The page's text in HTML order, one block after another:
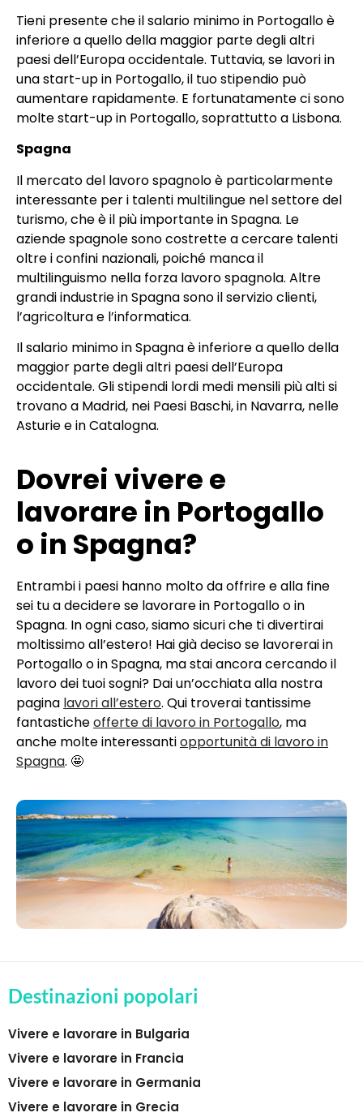
Tieni presente che il salario minimo in Portogallo è
inferiore a quello della maggior parte degli altri
paesi dell’Europa occidentale. Tuttavia, se lavori in
una start-up in Portogallo, il tuo stipendio può
aumentare rapidamente. E fortunatamente ci sono
molte start-up in Portogallo, soprattutto a Lisbona.
Spagna
Il mercato del lavoro spagnolo è particolarmente
interessante per i talenti multilingue nel settore del
turismo, che è il più importante in Spagna. Le
aziende spagnole sono costrette a cercare talenti
oltre i confini nazionali, poiché manca il
multilinguismo nella forza lavoro spagnola. Altre
grandi industrie in Spagna sono il servizio clienti,
l’agricoltura e l’informatica.
Il salario minimo in Spagna è inferiore a quello della
maggior parte degli altri paesi dell’Europa
occidentale. Gli stipendi lordi medi mensili più alti si
trovano a Madrid, nei Paesi Baschi, in Navarra, nelle
Asturie e in Catalogna.
Dovrei vivere e
lavorare in Portogallo
o in Spagna?
Entrambi i paesi hanno molto da offrire e alla fine
sei tu a decidere se lavorare in Portogallo o in
Spagna. In ogni caso, siamo sicuri che ti divertirai
moltissimo all’estero! Hai già deciso se lavorerai in
Portogallo o in Spagna, ma stai ancora cercando il
lavoro dei tuoi sogni? Dai un’occhiata alla nostra
pagina lavori all’estero. Qui troverai tantissime
fantasticheofferte di lavoro in Portogallo, ma
anche molte interessantiopportunità di lavoro in
Spagna. 🤩
Destinazioni popolari
Vivere e lavorare in Bulgaria
Vivere e lavorare in Francia
Vivere e lavorare in Germania
Vivere e lavorare in Grecia